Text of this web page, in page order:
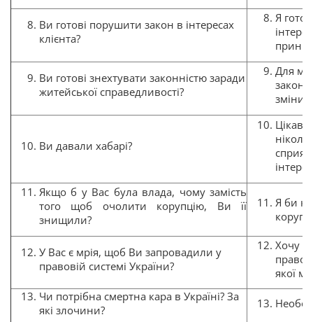
Ви готові порушити закон в інтересах
клієнта?
Я
Ви готові знехтувати законністю заради
житейської справедливості?
Для
закон
Ви давали хабарі?
Якщо б у Вас була влада, чому замість
того щоб очолити корупцію, Ви її
знищили?
Я би
У Вас є мрія, щоб Ви запровадили у
правовій системі України?
Хочу
якої
Чи потрібна смертна кара в Україні? За
які злочини?